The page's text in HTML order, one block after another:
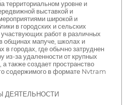
территориальном уровне и
выставкой и
широкой и
в городских и сельских
участвующих работ в различных
общинах мапуче, школах и
в городах, где обычно затруднен
из-за удаленности от крупных
а также создает пространство
содержимого в формате Nvtram
ДЕЯТЕЛЬНОСТИ